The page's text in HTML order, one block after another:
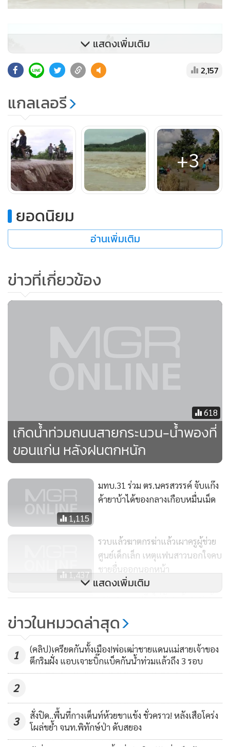
แสดงเพิ่มเติม
2,157
แกลเลอรี
+3
ยอดนิยม
อ่านเพิ่มเติม
ข่าวที่เกี่ยวข้อง
618
เกิดน้ำท่วมถนนสายกระนวน-น้ำพองที่
ขอนแก่น หลังฝนตกหนัก
1,115
มทบ.31 ร่วม ตร.นครสวรรค์ จับแก๊ง
ค้ายาบ้าได้ของกลางเกือบหมื่นเม็ด
1,437
รวบแล้วฆาตกรฆ่าแล้วเผาครูผู้ช่วย
ศูนย์เด็กเล็ก เหตุแฟนสาวนอกใจคบ
ชายอื่นออกนอกหน้า
350
จนท.ยกคณะยึดไร่มันฯ-อ้อย-นาข้าว
แสดงเพิ่มเติม
ข่าวในหมวดล่าสุด
1
(คลิป)เครียดกันทั้งเมือง!พ่อเฒ่าชายแดนแม่สายเจ้าของ
ตึกริมฝั่ง แอบเจาะบิ๊กแบ็คกันน้ำท่วมแล้วถึง 3 รอบ
2
3
สั่งปิด..พื้นที่กางเต็นท์ห้วยขาแข้ง ชั่วคราว! หลังเสือโคร่ง
โผล่ขย้ำ จนท.พิทักษ์ป่า ดับสยอง